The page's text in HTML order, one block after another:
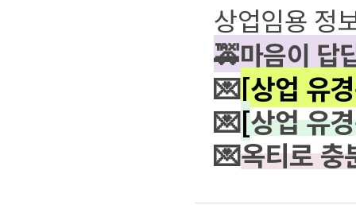
상업임용 정
🚕마음이 답
💌[상업 유
💌[상업유경
💌옥티로충